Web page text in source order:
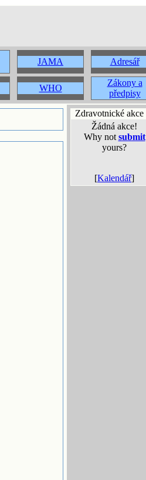
JAMA Adresář
WHO
Zákony a
předpisy
Zdravotnické akce
Žádná akce!
Why not submit
yours?
[Kalendář]